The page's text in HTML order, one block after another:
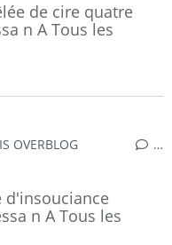
de cire quatre
n A Tous les
OVERBLOG …
d'insouciance
n A Tous les